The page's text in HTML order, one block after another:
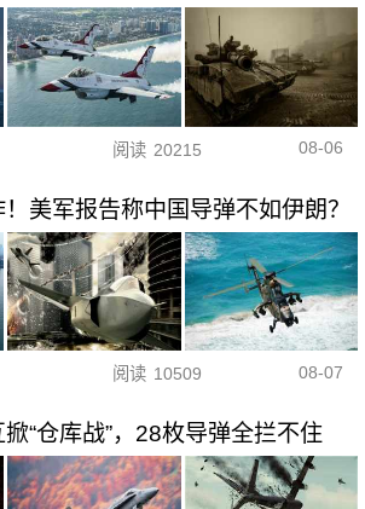
阅读 20215 08-06
美军报告称中国导弹不如伊朗？
阅读 10509 08-07
“仓库战”，28枚导弹全拦不住